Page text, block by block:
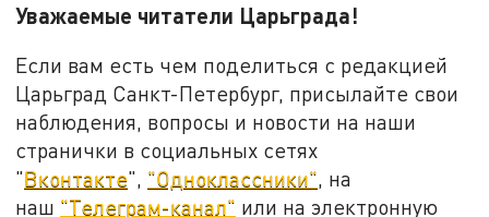
Уважаемые читатели Царьграда!
Если вам есть чем поделиться с редакцией
Царьград Санкт-Петербург, присылайте свои
наблюдения, вопросы и новости на наши
странички в социальных сетях
"Вконтакте", "Одноклассники", на
наш "Телеграм-канал" или на электронную